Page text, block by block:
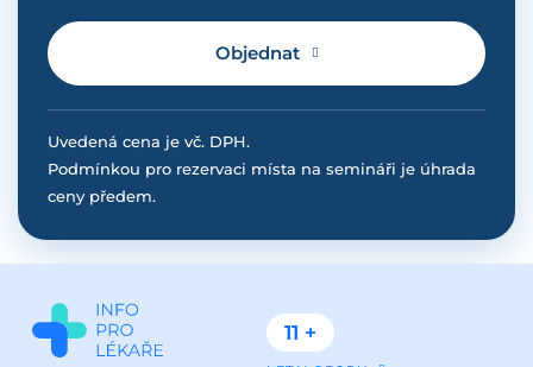
Objednat
Uvedená cena je vč. DPH.
Podmínkou pro rezervaci místa na semináři je úhrada
ceny předem.
11 +